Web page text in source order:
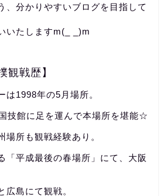
、分かりやすいブログを目指して
いたしますm(_ _)m
観戦歴】
は1998年の5月場所。
技館に足を運んで本場所を堪能☆
場所も観戦経験あり。
「平成最後の春場所」にて、大阪
広島にて観戦。